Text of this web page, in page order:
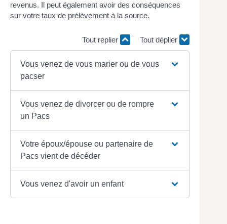
revenus. Il peut également avoir des conséquences
sur votre taux de prélèvement à la source.
Tout replier Tout déplier
Vous venez de vous marier ou de vous
pacser
Vous venez de divorcer ou de rompre
un Pacs
Votre époux/épouse ou partenaire de
Pacs vient de décéder
Vous venez d'avoir un enfant